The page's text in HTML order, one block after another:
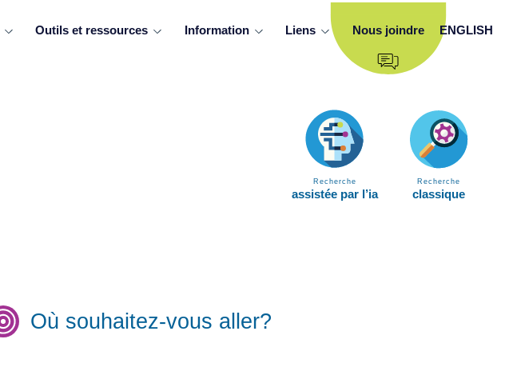
Outils et ressources Information Liens Nous joindre ENGLISH
Recherche
assistée par l’ia
Recherche
classique
Où souhaitez-vous aller?